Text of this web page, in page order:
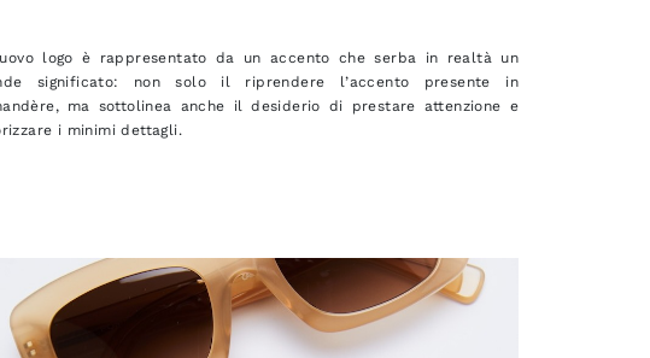
logo è rappresentato da un accento che serba in realtà un
significato: non solo il riprendere l’accento presente in
ma sottolinea anche il desiderio di prestare attenzione e
i minimi dettagli.